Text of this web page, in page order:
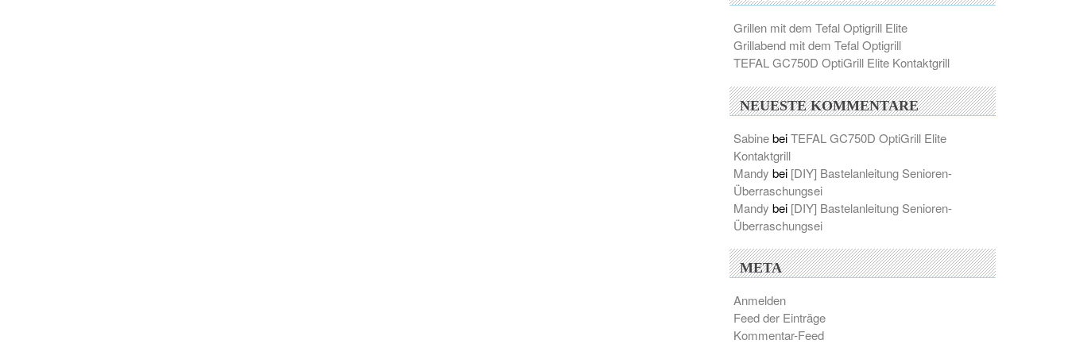
Grillen mit dem Tefal Optigrill Elite
Grillabend mit dem Tefal Optigrill
TEFAL GC750D OptiGrill Elite Kontaktgrill
NEUESTE KOMMENTARE
SabinebeiTEFAL GC750D OptiGrill Elite
Kontaktgrill
Mandy bei [DIY] Bastelanleitung Senioren-
Überraschungsei
Mandy bei [DIY] Bastelanleitung Senioren-
Überraschungsei
META
Anmelden
Feed der Einträge
Kommentar-Feed